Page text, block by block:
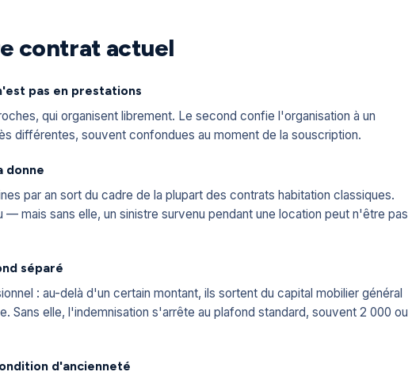
contrat actuel
pas en prestations
qui organisent librement. Le second confie l'organisation à un
différentes, souvent confondues au moment de la souscription.
donne
par an sort du cadre de la plupart des contrats habitation classiques.
mais sans elle, un sinistre survenu pendant une location peut n'être pas
séparé
: au-delà d'un certain montant, ils sortent du capital mobilier général
Sans elle, l'indemnisation s'arrête au plafond standard, souvent 2 000 ou
d'ancienneté